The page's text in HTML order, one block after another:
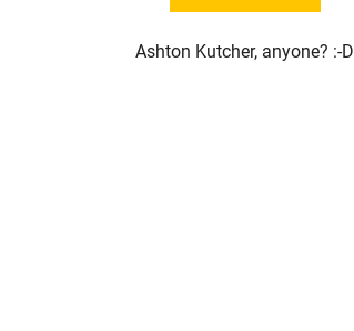
Ashton Kutcher, anyone? :-D